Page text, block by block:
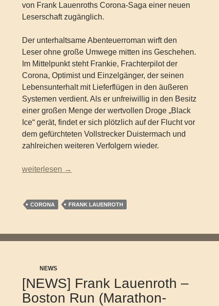
von Frank Lauenroths Corona-Saga einer neuen
Leserschaft zugänglich.
Der unterhaltsame Abenteuerroman wirft den
Leser ohne große Umwege mitten ins Geschehen.
Im Mittelpunkt steht Frankie, Frachterpilot der
Corona, Optimist und Einzelgänger, der seinen
Lebensunterhalt mit Lieferflügen in den äußeren
Systemen verdient. Als er unfreiwillig in den Besitz
einer großen Menge der wertvollen Droge „Black
Ice“ gerät, findet er sich plötzlich auf der Flucht vor
dem gefürchteten Vollstrecker Duistermach und
zahlreichen weiteren Verfolgern wieder.
FRANK LAUENROTH – Black Ice – Band 1 der Corona
weiterlesen →
CORONA FRANK LAUENROTH
NEWS
[NEWS] Frank Lauenroth –
Boston Run (Marathon-